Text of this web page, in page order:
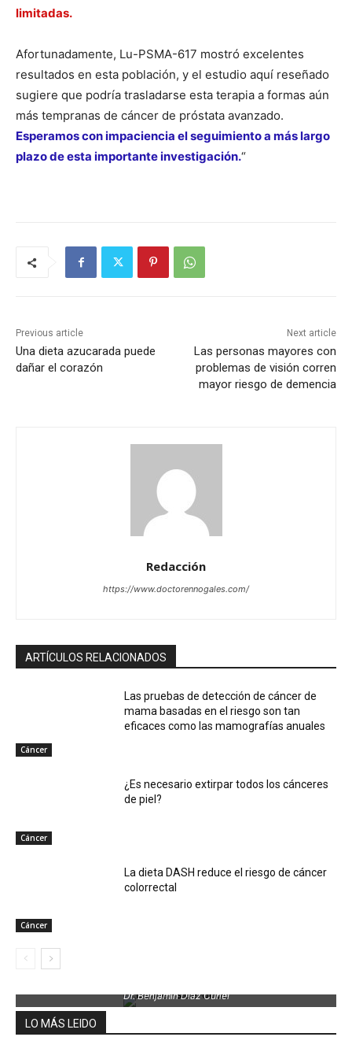
limitadas.
Afortunadamente, Lu-PSMA-617 mostró excelentes
resultados en esta población, y el estudio aquí reseñado
sugiere que podría trasladarse esta terapia a formas aún
más tempranas de cáncer de próstata avanzado.
Esperamos con impaciencia el seguimiento a más largo
plazo de esta importante investigación.“
Previous article
Una dieta azucarada puede
dañar el corazón
Next article
Las personas mayores con
problemas de visión corren
mayor riesgo de demencia
Redacción
https://www.doctorennogales.com/
ARTÍCULOS RELACIONADOS
Cáncer
Las pruebas de detección de cáncer de
mama basadas en el riesgo son tan
eficaces como las mamografías anuales
Cáncer
¿Es necesario extirpar todos los cánceres
de piel?
Cáncer
La dieta DASH reduce el riesgo de cáncer
colorrectal
Dr. Benjamin Díaz Curiel
LO MÁS LEIDO